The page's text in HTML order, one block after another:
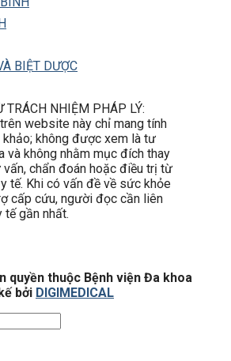
BIỆT DƯỢC
TRÁCH NHIỆM PHÁP LÝ:
website này chỉ mang tính
khảo; không được xem là tư
và không nhằm mục đích thay
vấn, chẩn đoán hoặc điều trị từ
tế. Khi có vấn đề về sức khỏe
cấp cứu, người đọc cần liên
tế gần nhất.
quyền thuộc Bệnh viện Đa khoa
bởi DIGIMEDICAL